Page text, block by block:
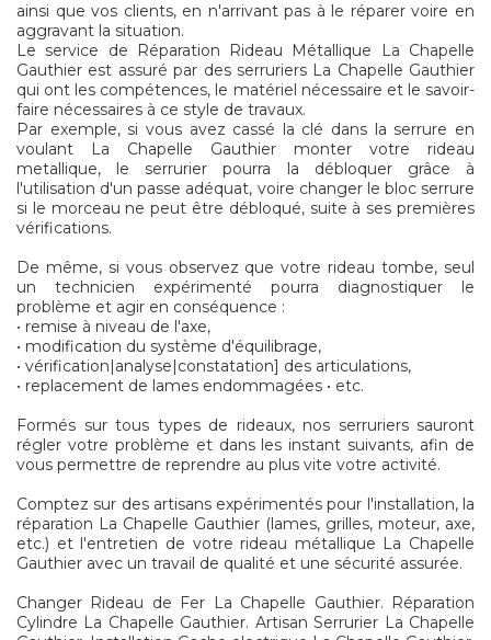
ainsi que vos clients, en n'arrivant pas à le réparer voire en
aggravant la situation.
Le service de Réparation Rideau Métallique La Chapelle
Gauthier est assuré par des serruriers La Chapelle Gauthier
qui ont les compétences, le matériel nécessaire et le savoir-
faire nécessaires à ce style de travaux.
Par exemple, si vous avez cassé la clé dans la serrure en
voulant La Chapelle Gauthier monter votre rideau
metallique, le serrurier pourra la débloquer grâce à
l'utilisation d'un passe adéquat, voire changer le bloc serrure
si le morceau ne peut être débloqué, suite à ses premières
vérifications.
De même, si vous observez que votre rideau tombe, seul
un technicien expérimenté pourra diagnostiquer le
problème et agir en conséquence :
• remise à niveau de l'axe,
• modification du système d'équilibrage,
• vérification|analyse|constatation] des articulations,
• replacement de lames endommagées • etc.
Formés sur tous types de rideaux, nos serruriers sauront
régler votre problème et dans les instant suivants, afin de
vous permettre de reprendre au plus vite votre activité.
Comptez sur des artisans expérimentés pour l'installation, la
réparation La Chapelle Gauthier (lames, grilles, moteur, axe,
etc.) et l'entretien de votre rideau métallique La Chapelle
Gauthier avec un travail de qualité et une sécurité assurée.
Changer Rideau de Fer La Chapelle Gauthier. Réparation
Cylindre La Chapelle Gauthier. Artisan Serrurier La Chapelle